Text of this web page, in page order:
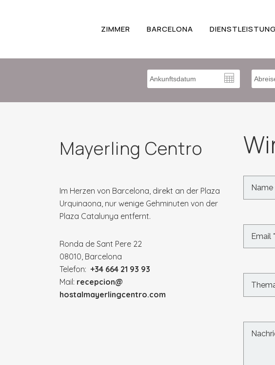
ZIMMER BARCELONA
Mayerling Centro
Im Herzen von Barcelona, direkt an der Plaza
Urquinaona, nur wenige Gehminuten von der
Plaza Catalunya entfernt.
Ronda de Sant Pere 22
08010, Barcelona
Telefon: +34 664 21 93 93
Mail: recepcion@
hostalmayerlingcentro.com